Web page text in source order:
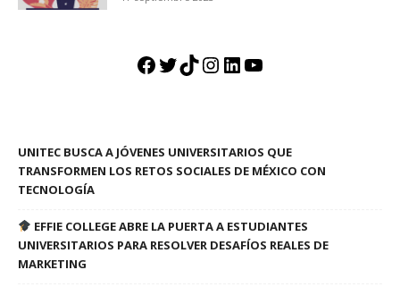
Facebook
Twitter
TikTok
Instagram
LinkedIn
YouTube
UNITEC BUSCA A JÓVENES UNIVERSITARIOS QUE
TRANSFORMEN LOS RETOS SOCIALES DE MÉXICO CON
TECNOLOGÍA
EFFIE COLLEGE ABRE LA PUERTA A ESTUDIANTES
UNIVERSITARIOS PARA RESOLVER DESAFÍOS REALES DE
MARKETING